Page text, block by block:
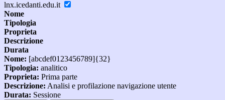
lnx.icedanti.edu.it
Nome
Tipologia
Proprieta
Descrizione
Durata
Nome: [abcdef0123456789]{32}
Tipologia: analitico
Proprieta: Prima parte
Descrizione: Analisi e profilazione navigazione utente
Durata: Sessione